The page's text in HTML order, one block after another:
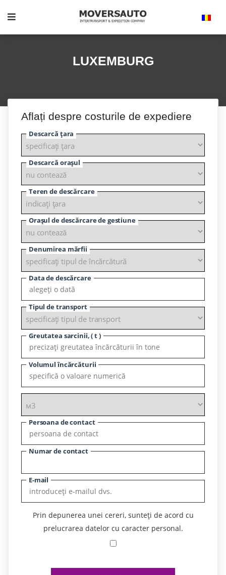
LUXEMBURG
Aflați despre costurile de expediere
Descarcă țara
Descarcă orașul
Teren de descărcare
Orașul de descărcare de gestiune
Denumirea mărfii
Data de descărcare
Tipul de transport
Greutatea sarcinii, ( t )
Volumul încărcăturii
Persoana de contact
Numar de contact
E-mail
Prin depunerea unei cereri, sunteți de acord cu
prelucrarea datelor cu caracter personal.